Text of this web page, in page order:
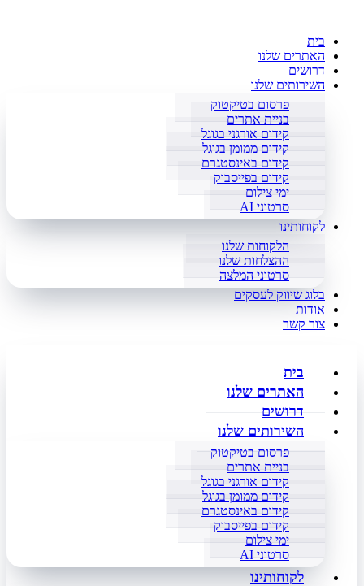
בית
האתרים שלנו
דרושים
השירותים שלנו
פרסום בטיקטוק
בניית אתרים
קידום אורגני בגוגל
קידום ממומן בגוגל
קידום באינסטגרם
קידום בפייסבוק
ימי צילום
סרטוני AI
לקוחותינו
הלקוחות שלנו
ההצלחות שלנו
סרטוני המלצה
בלוג שיווק לעסקים
אודות
צור קשר
בית
האתרים שלנו
דרושים
השירותים שלנו
פרסום בטיקטוק
בניית אתרים
קידום אורגני בגוגל
קידום ממומן בגוגל
קידום באינסטגרם
קידום בפייסבוק
ימי צילום
סרטוני AI
לקוחותינו